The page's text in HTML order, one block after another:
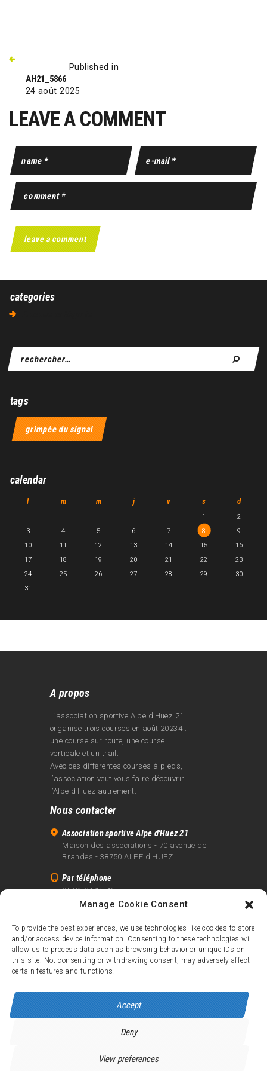
Manage Cookie Consent
To provide the best experiences, we use technologies like cookies to store
and/or access device information. Consenting to these technologies will
allow us to process data such as browsing behavior or unique IDs on
this site. Not consenting or withdrawing consent, may adversely affect
certain features and functions.
Accept
Deny
View preferences
Published in
AH21_5866
24 août 2025
LEAVE A COMMENT
categories
tags
grimpée du signal
calendar
l m m j v s d
1
2
3
4 5 6 7 8
9
10
11 12 13 14 15
16
17
18 19 20 21 22
23
24
25 26 27 28 29
30
31
A propos
L’association sportive Alpe d’Huez 21
organise trois courses en août 20234 :
une course sur route, une course
verticale et un trail.
Avec ces différentes courses à pieds,
l’association veut vous faire découvrir
l’Alpe d‘Huez autrement.
Nous contacter
Association sportive Alpe d'Huez 21
Maison des associations - 70 avenue de
Brandes - 38750 ALPE d'HUEZ
Par téléphone
06 81 24 15 41
info@alpe21.fr
Mentions légales
Contact
crédits